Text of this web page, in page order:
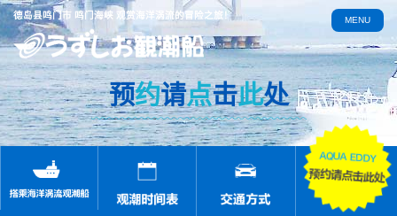
德岛县鸣门市 鸣门海峡 观赏海洋涡流的冒险之旅！ MENU
预约请点击此处